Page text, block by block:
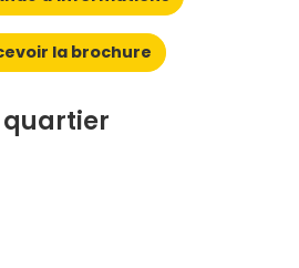
la brochure
quartier